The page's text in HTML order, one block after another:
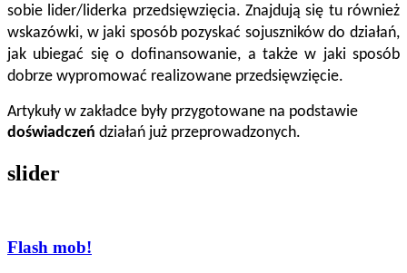
sobie lider/liderka przedsięwzięcia. Znajdują się tu również
wskazówki, w jaki sposób pozyskać sojuszników do działań,
jak ubiegać się o dofinansowanie, a także w jaki sposób
dobrze wypromować realizowane przedsięwzięcie.
doświadczeń działań już przeprowadzonych.
slider
Flash mob!